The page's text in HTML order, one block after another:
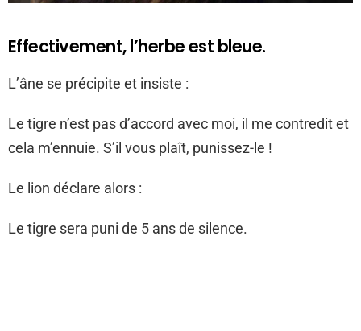
Effectivement, l’herbe est bleue.
L’âne se précipite et insiste :
Le tigre n’est pas d’accord avec moi, il me contredit et
cela m’ennuie. S’il vous plaît, punissez-le !
Le lion déclare alors :
Le tigre sera puni de 5 ans de silence.